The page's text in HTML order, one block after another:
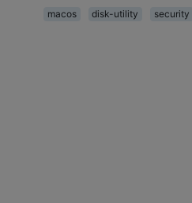
macos disk-utility security